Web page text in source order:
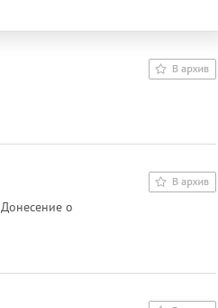
о